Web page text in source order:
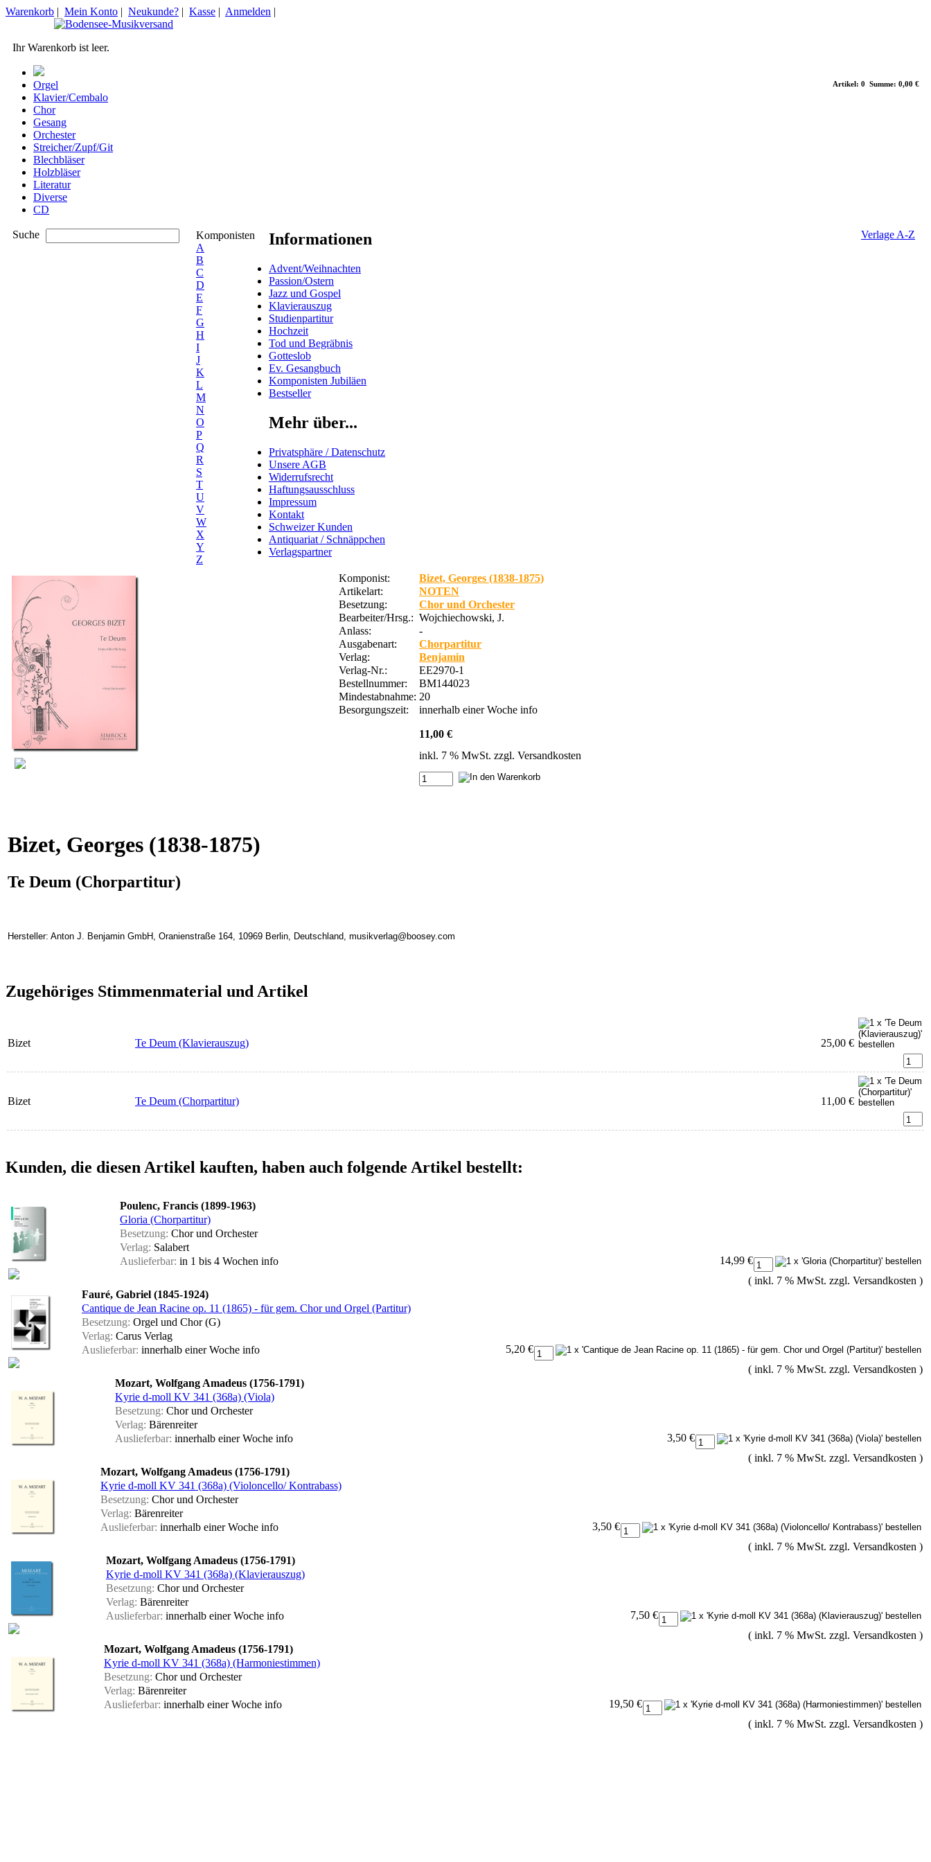
Artikel: 0 Summe: 0,00 €
Warenkorb | Mein Konto | Neukunde? | Kasse | Anmelden |
Ihr Warenkorb ist leer.
Orgel
Klavier/Cembalo
Chor
Gesang
Orchester
Streicher/Zupf/Git
Blechbläser
Holzbläser
Literatur
Diverse
CD
Suche
Komponisten
A
B
C
D
E
F
G
H
I
J
K
L
M
N
O
P
Q
R
S
T
U
V
W
X
Y
Z
Verlage A-Z
Informationen
Advent/Weihnachten
Passion/Ostern
Jazz und Gospel
Klavierauszug
Studienpartitur
Hochzeit
Tod und Begräbnis
Gotteslob
Ev. Gesangbuch
Komponisten Jubiläen
Bestseller
Mehr über...
Privatsphäre / Datenschutz
Unsere AGB
Widerrufsrecht
Haftungsausschluss
Impressum
Kontakt
Schweizer Kunden
Antiquariat / Schnäppchen
Verlagspartner
Komponist:
Bizet, Georges (1838-1875)
Artikelart:
NOTEN
Besetzung:
Chor und Orchester
Bearbeiter/Hrsg.: Wojchiechowski, J.
Anlass:
-
Ausgabenart:
Chorpartitur
Verlag:
Benjamin
Verlag-Nr.:
EE2970-1
Bestellnummer:
BM144023
Mindestabnahme: 20
Besorgungszeit:
innerhalb einer Woche info
11,00 €
inkl. 7 % MwSt. zzgl. Versandkosten
Bizet, Georges (1838-1875)
Te Deum (Chorpartitur)
Hersteller: Anton J. Benjamin GmbH, Oranienstraße 164, 10969 Berlin, Deutschland, musikverlag@boosey.com
Zugehöriges Stimmenmaterial und Artikel
Bizet Te Deum (Klavierauszug) 25,00 €
Bizet Te Deum (Chorpartitur) 11,00 €
Kunden, die diesen Artikel kauften, haben auch folgende Artikel bestellt:
Poulenc, Francis (1899-1963)
Gloria (Chorpartitur)
Besetzung: Chor und Orchester
Verlag: Salabert
Auslieferbar: in 1 bis 4 Wochen info
14,99 €
( inkl. 7 % MwSt. zzgl. Versandkosten )
Fauré, Gabriel (1845-1924)
Cantique de Jean Racine op. 11 (1865) - für gem. Chor und Orgel (Partitur)
Besetzung: Orgel und Chor (G)
Verlag: Carus Verlag
Auslieferbar: innerhalb einer Woche info
5,20 €
( inkl. 7 % MwSt. zzgl. Versandkosten )
Mozart, Wolfgang Amadeus (1756-1791)
Kyrie d-moll KV 341 (368a) (Viola)
Besetzung: Chor und Orchester
Verlag: Bärenreiter
Auslieferbar: innerhalb einer Woche info
3,50 €
( inkl. 7 % MwSt. zzgl. Versandkosten )
Mozart, Wolfgang Amadeus (1756-1791)
Kyrie d-moll KV 341 (368a) (Violoncello/ Kontrabass)
Besetzung: Chor und Orchester
Verlag: Bärenreiter
Auslieferbar: innerhalb einer Woche info
3,50 €
( inkl. 7 % MwSt. zzgl. Versandkosten )
Mozart, Wolfgang Amadeus (1756-1791)
Kyrie d-moll KV 341 (368a) (Klavierauszug)
Besetzung: Chor und Orchester
Verlag: Bärenreiter
Auslieferbar: innerhalb einer Woche info
7,50 €
( inkl. 7 % MwSt. zzgl. Versandkosten )
Mozart, Wolfgang Amadeus (1756-1791)
Kyrie d-moll KV 341 (368a) (Harmoniestimmen)
Besetzung: Chor und Orchester
Verlag: Bärenreiter
Auslieferbar: innerhalb einer Woche info
19,50 €
( inkl. 7 % MwSt. zzgl. Versandkosten )